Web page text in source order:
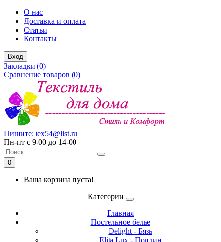
О нас
Доставка и оплата
Статьи
Контакты
Вход
Закладки (0)
Сравнение товаров (0)
Пишите: tex54@list.ru
Пн-пт с 9-00 до 14-00
0
Ваша корзина пуста!
Категории
Главная
Постельное белье
Delight - Бязь
Elita Lux - Поплин